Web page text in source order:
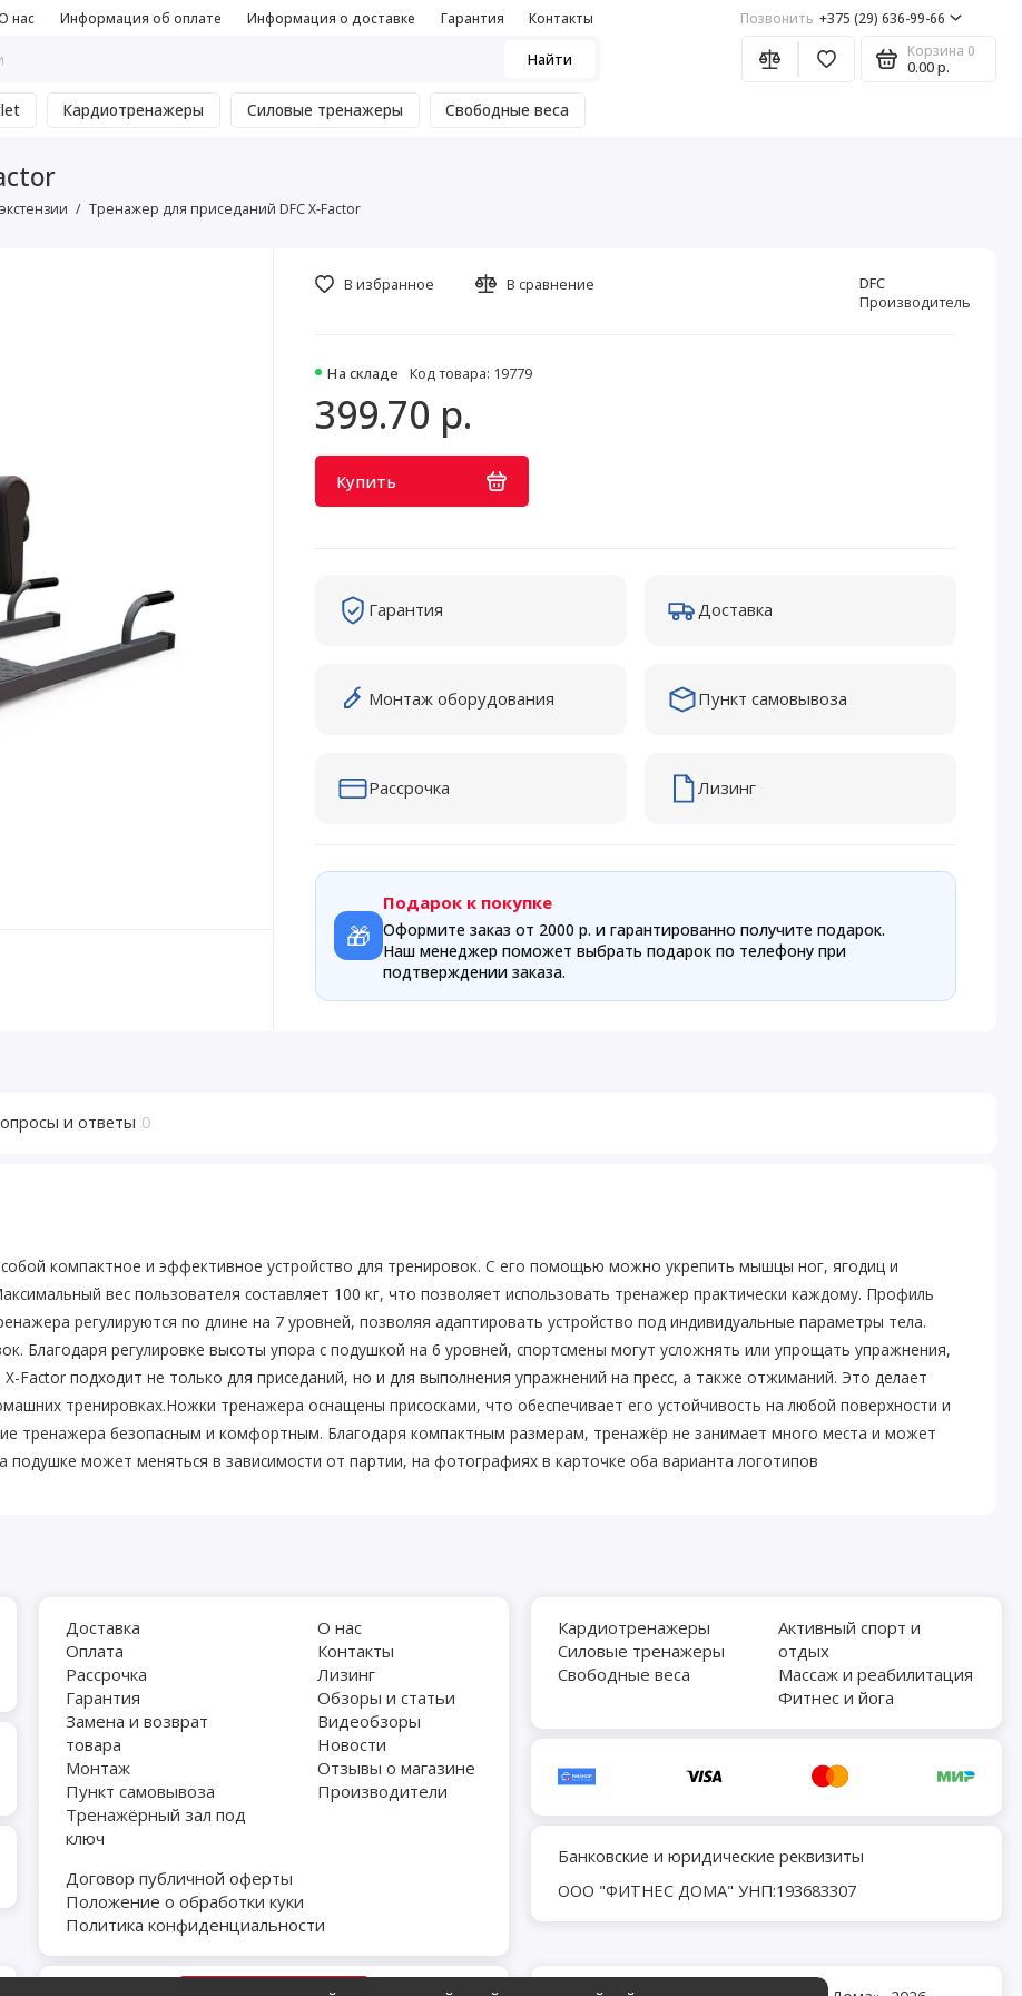
нас Информация об оплате Информация о доставке Гарантия Контакты Позвонить +375 (29) 636-99-66
Найти Корзина 0
0.00 р.
Кардиотренажеры Силовые тренажеры Свободные веса
Тренажер для приседаний DFC X-Factor
На складе Код товара: 19779
DFC
Производитель
399.70 р.
Купить
В избранное В сравнение
Гарантия Доставка
Монтаж оборудования Пункт самовывоза
Рассрочка Лизинг
🎁
Подарок к покупке
Оформите заказ от 2000 р. и гарантированно получите подарок.
Наш менеджер поможет выбрать подарок по телефону при
подтверждении заказа.
и ответы 0
собой компактное и эффективное устройство для тренировок. С его помощью можно укрепить мышцы ног, ягодиц и
вес пользователя составляет 100 кг, что позволяет использовать тренажер практически каждому. Профиль
регулируются по длине на 7 уровней, позволяя адаптировать устройство под индивидуальные параметры тела.
Благодаря регулировке высоты упора с подушкой на 6 уровней, спортсмены могут усложнять или упрощать упражнения,
Factor подходит не только для приседаний, но и для выполнения упражнений на пресс, а также отжиманий. Это делает
тренировках.Ножки тренажера оснащены присосками, что обеспечивает его устойчивость на любой поверхности и
тренажера безопасным и комфортным. Благодаря компактным размерам, тренажёр не занимает много места и может
может меняться в зависимости от партии, на фотографиях в карточке оба варианта логотипов
Доставка
Оплата
Рассрочка
Гарантия
Замена и возврат
товара
Монтаж
Пункт самовывоза
Тренажёрный зал под
ключ
О нас
Контакты
Лизинг
Обзоры и статьи
Видеобзоры
Новости
Отзывы о магазине
Производители
Договор публичной оферты
Положение о обработки куки
Политика конфиденциальности
Кардиотренажеры
Силовые тренажеры
Свободные веса
Активный спорт и
отдых
Массаж и реабилитация
Фитнес и йога
Банковские и юридические реквизиты
ООО "ФИТНЕС ДОМА" УНП:193683307